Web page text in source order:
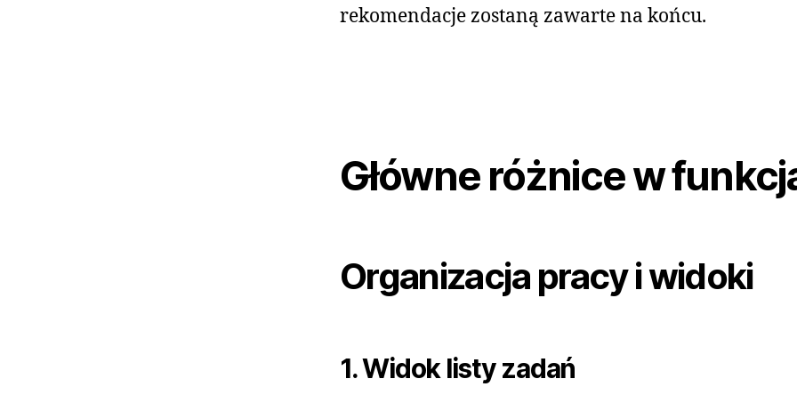
rekomendacje zostaną zawarte na końcu.
Główne różnice w
Organizacja pracy i widoki
1. Widok listy zadań